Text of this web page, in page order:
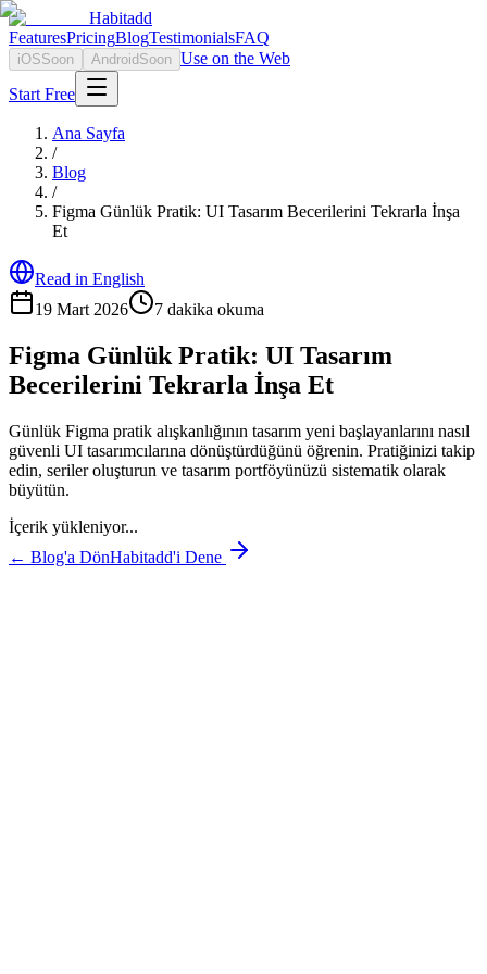
Habitadd
FeaturesPricingBlogTestimonialsFAQ
iOSSoon Android Soon Use on the Web
Start Free
Ana Sayfa
/
Blog
/
Figma Günlük Pratik: UI Tasarım Becerilerini Tekrarla İnşa
Et
Read in English
19 Mart 2026
7 dakika okuma
Figma Günlük Pratik: UI Tasarım
Becerilerini Tekrarla İnşa Et
Günlük Figma pratik alışkanlığının tasarım yeni başlayanlarını nasıl
güvenli UI tasarımcılarına dönüştürdüğünü öğrenin. Pratiğinizi takip
edin, seriler oluşturun ve tasarım portföyünüzü sistematik olarak
büyütün.
İçerik yükleniyor...
← Blog'a DönHabitadd'i Dene